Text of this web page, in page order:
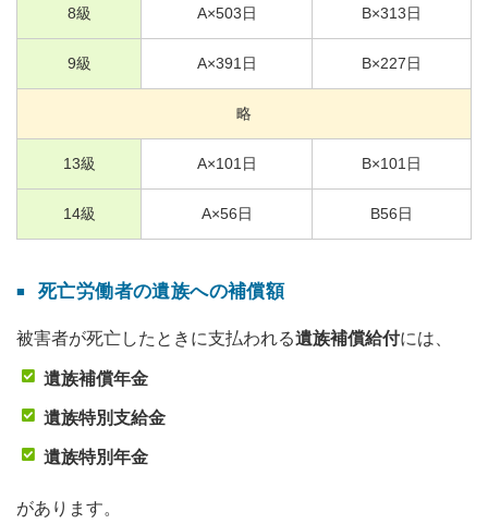
8級 A×503日 B×313日
9級 A×391 日 B×227日
略
13級 A×101 日 B×101 日
14級 A×56日 B56日
死亡労働者の遺族への補償額
被害者が死亡したときに支払われる遺族補償給付には、
遺族補償年金
遺族特別支給金
遺族特別年金
があります。